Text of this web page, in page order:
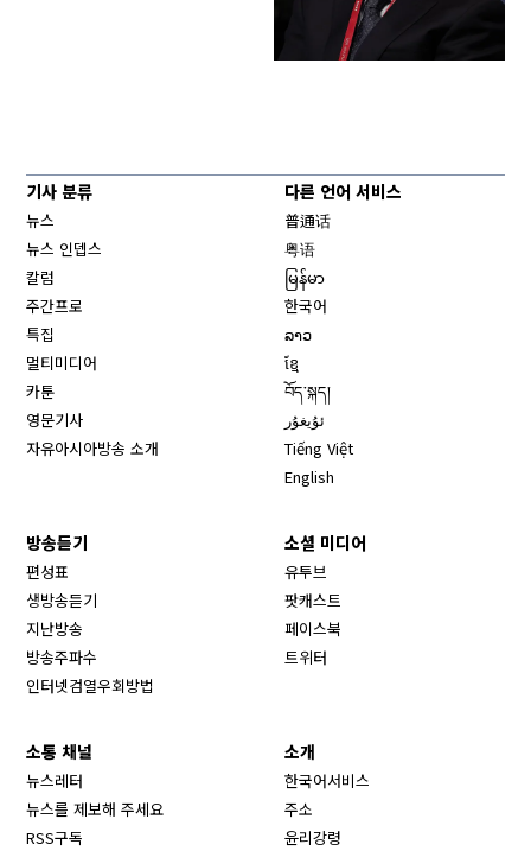
기사 분류
뉴스
뉴스 인뎁스
칼럼
주간프로
특집
멀티미디어
카툰
영문기사
자유아시아방송 소개
다른 언어 서비스
普通话
粤语
မြန်မာ
한국어
ລາວ
ខ្មែ
བོད་སྐད།
ئۇيغۇر
Tiếng Việt
English
방송듣기
편성표
생방송듣기
지난방송
방송주파수
인터넷검열우회방법
소셜 미디어
유투브
팟캐스트
페이스북
트위터
소통 채널
뉴스레터
뉴스를 제보해 주세요
RSS구독
소개
한국어서비스
주소
윤리강령